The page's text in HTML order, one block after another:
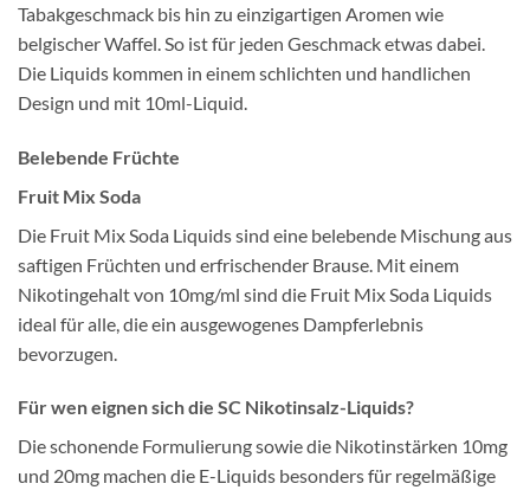
Tabakgeschmack bis hin zu einzigartigen Aromen wie
belgischer Waffel. So ist für jeden Geschmack etwas dabei.
Die Liquids kommen in einem schlichten und handlichen
Design und mit 10ml-Liquid.
Belebende Früchte
Fruit Mix Soda
Die Fruit Mix Soda Liquids sind eine belebende Mischung aus
saftigen Früchten und erfrischender Brause. Mit einem
Nikotingehalt von 10mg/ml sind die Fruit Mix Soda Liquids
ideal für alle, die ein ausgewogenes Dampferlebnis
bevorzugen.
Für wen eignen sich die SC Nikotinsalz-Liquids?
Die schonende Formulierung sowie die Nikotinstärken 10mg
und 20mg machen die E-Liquids besonders für regelmäßige